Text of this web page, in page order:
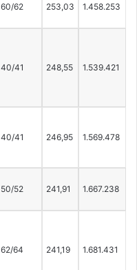
60/62 253,03 1.458.253
40/41 248,55 1.539.421
40/41 246,95 1.569.478
50/52 241,91 1.667.238
62/64 241,19 1.681.431